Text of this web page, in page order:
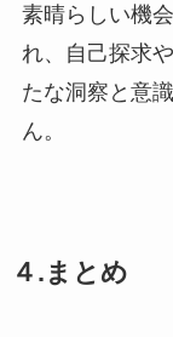
素晴らしい機
れ、自己探求
たな洞察と意
ん。
４.まとめ